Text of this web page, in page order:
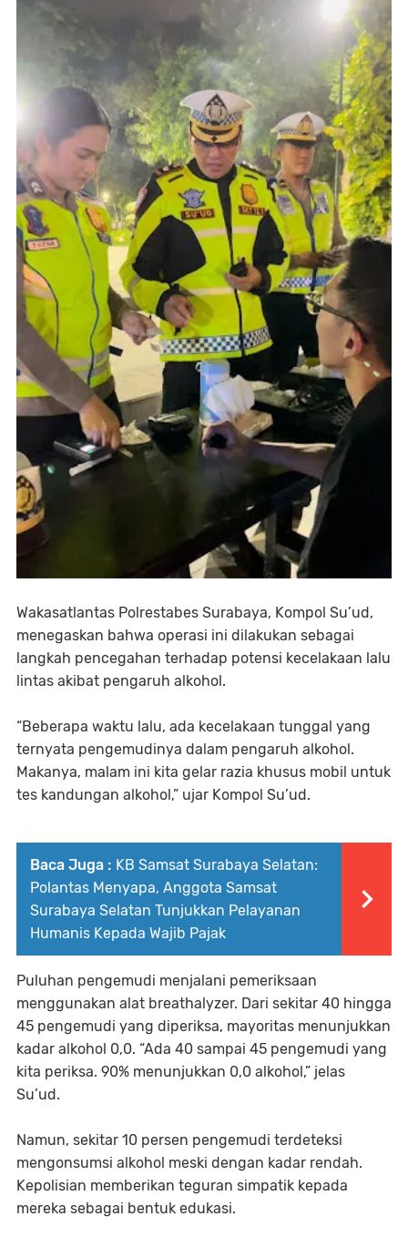
Wakasatlantas Polrestabes Surabaya, Kompol Su’ud,
menegaskan bahwa operasi ini dilakukan sebagai
langkah pencegahan terhadap potensi kecelakaan lalu
lintas akibat pengaruh alkohol.
“Beberapa waktu lalu, ada kecelakaan tunggal yang
ternyata pengemudinya dalam pengaruh alkohol.
Makanya, malam ini kita gelar razia khusus mobil untuk
tes kandungan alkohol,” ujar Kompol Su’ud.
Baca Juga : KB Samsat Surabaya Selatan:
Polantas Menyapa, Anggota Samsat
Surabaya Selatan Tunjukkan Pelayanan
Humanis Kepada Wajib Pajak
Puluhan pengemudi menjalani pemeriksaan
menggunakan alat breathalyzer. Dari sekitar 40 hingga
45 pengemudi yang diperiksa, mayoritas menunjukkan
kadar alkohol 0,0. “Ada 40 sampai 45 pengemudi yang
kita periksa. 90% menunjukkan 0,0 alkohol,” jelas
Su’ud.
Namun, sekitar 10 persen pengemudi terdeteksi
mengonsumsi alkohol meski dengan kadar rendah.
Kepolisian memberikan teguran simpatik kepada
mereka sebagai bentuk edukasi.